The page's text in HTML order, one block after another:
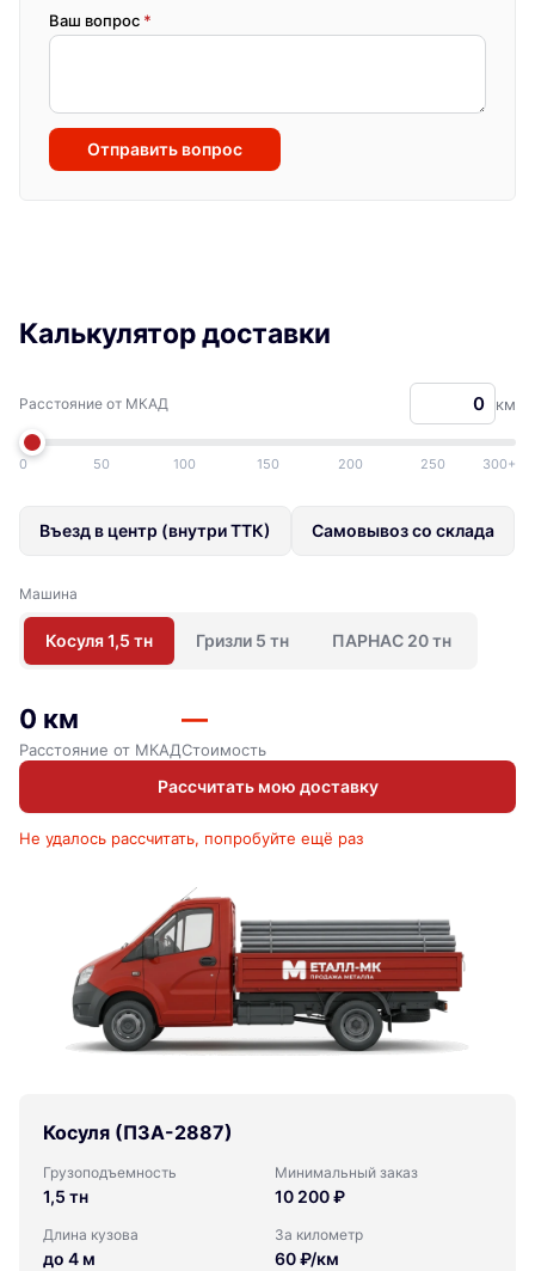
Ваш вопрос *
Отправить вопрос
Калькулятор доставки
Расстояние от МКАД км
0 50 100 150 200 250 300+
Въезд в центр (внутри ТТК) Самовывоз со склада
Машина
Косуля 1,5 тн Гризли 5 тн ПАРНАС 20 тн
0 км
Расстояние от МКАД
—
Стоимость
Рассчитать мою доставку
Не удалось рассчитать, попробуйте ещё раз
Косуля (ПЗА-2887)
Грузоподъемность
1,5 тн
Минимальный заказ
10 200 ₽
Длина кузова
до 4 м
За километр
60 ₽/км